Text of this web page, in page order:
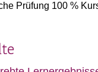
Prüfung 100 %